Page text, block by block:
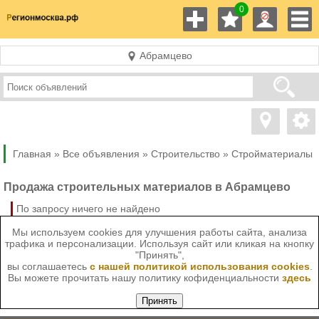
0
Абрамцево
Главная » Все объявления » Строительство » Стройматериалы
Продажа строительных материалов в Абрамцево
По запросу ничего не найдено
Мы используем cookies для улучшения работы сайта, анализа
трафика и персонализации. Используя сайт или кликая на кнопку
"Принять",
вы соглашаетесь с нашей политикой использования cookies.
Вы можете прочитать нашу политику кофиденциальности здесь
Принять